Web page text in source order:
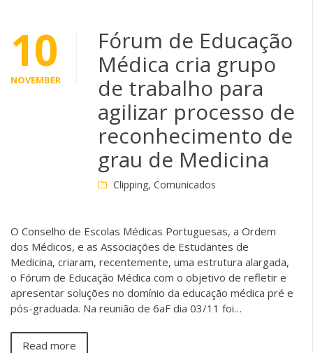
10
NOVEMBER
Fórum de Educação
Médica cria grupo
de trabalho para
agilizar processo de
reconhecimento de
grau de Medicina
Clipping, Comunicados
O Conselho de Escolas Médicas Portuguesas, a Ordem
dos Médicos, e as Associações de Estudantes de
Medicina, criaram, recentemente, uma estrutura alargada,
o Fórum de Educação Médica com o objetivo de refletir e
apresentar soluções no domínio da educação médica pré e
pós-graduada. Na reunião de 6aF dia 03/11 foi…
Read more